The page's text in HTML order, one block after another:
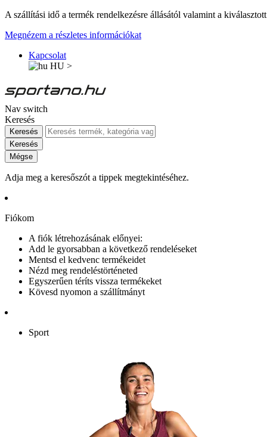
A szállítási idő a termék rendelkezésre állásától valamint a
Megnézem a részletes információkat
Kapcsolat
HU >
Nav switch
Keresés
Keresés
Keresés
Mégse
Adja meg a keresőszót a tippek megtekintéséhez.
Fiókom
A fiók létrehozásának előnyei:
Add le gyorsabban a következő rendeléseket
Mentsd el kedvenc termékeidet
Nézd meg rendeléstörténeted
Egyszerűen téríts vissza termékeket
Kövesd nyomon a szállítmányt
Sport